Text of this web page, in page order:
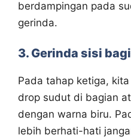
berdampingan pada
gerinda.
3. Gerinda sisi
Pada tahap ketiga,
drop sudut di bagian
dengan warna biru.
lebih berhati-hati